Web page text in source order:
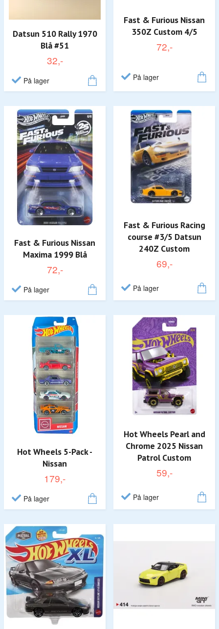
Datsun 510 Rally 1970
Blå #51
32,-
På lager
Fast & Furious Nissan
350Z Custom 4/5
72,-
På lager
Fast & Furious Nissan
Maxima 1999 Blå
72,-
På lager
Fast & Furious Racing
course #3/5 Datsun
240Z Custom
69,-
På lager
Hot Wheels 5-Pack -
Nissan
179,-
På lager
Hot Wheels Pearl and
Chrome 2025 Nissan
Patrol Custom
59,-
På lager